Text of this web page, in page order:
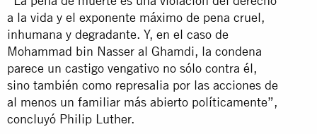
a la vida y el exponente máximo de pena cruel,
inhumana y degradante. Y, en el caso de
Mohammad bin Nasser al Ghamdi, la condena
parece un castigo vengativo no sólo contra él,
sino también como represalia por las acciones de
al menos un familiar más abierto políticamente”,
concluyó Philip Luther.